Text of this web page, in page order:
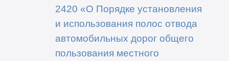
2420 «О Порядке установления
и использования полос отвода
автомобильных дорог общего
пользования местного